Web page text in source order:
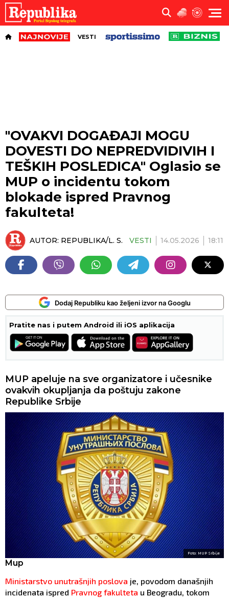
VESTI
"OVAKVI DOGAĐAJI MOGU
DOVESTI DO NEPREDVIDIVIH I
TEŠKIH POSLEDICA" Oglasio se
MUP o incidentu tokom
blokade ispred Pravnog
fakulteta!
AUTOR: REPUBLIKA/L. S. VESTI 14.05.2026 18:11
Dodaj Republiku kao željeni izvor na Googlu
Pratite nas i putem Android ili iOS aplikacija
MUP apeluje na sve organizatore i učesnike
ovakvih okupljanja da poštuju zakone
Republike Srbije
Foto: MUP Srbije
Mup
Ministarstvo unutrašnjih poslova je, povodom današnjih
incidenata ispred Pravnog fakulteta u Beogradu, tokom